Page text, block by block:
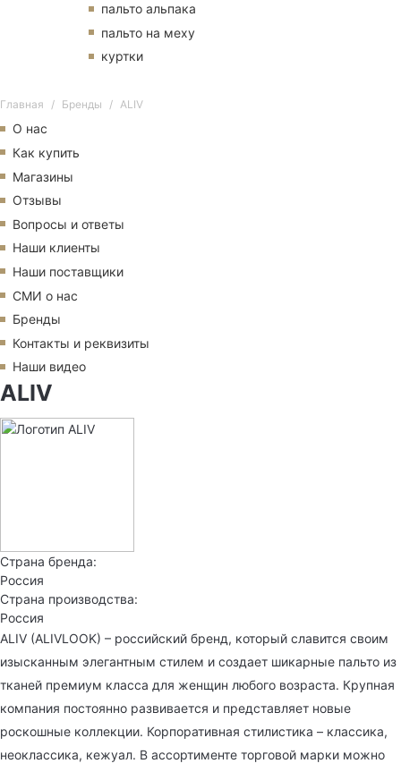
пальто альпака
пальто на меху
куртки
Главная Бренды ALIV
О нас
Как купить
Магазины
Отзывы
Вопросы и ответы
Наши клиенты
Наши поставщики
СМИ о нас
Бренды
Контакты и реквизиты
Наши видео
ALIV
Страна бренда:
Россия
Страна производства:
Россия
ALIV (ALIVLOOK) – российский бренд, который славится своим
изысканным элегантным стилем и создает шикарные пальто из
тканей премиум класса для женщин любого возраста. Крупная
компания постоянно развивается и представляет новые
роскошные коллекции. Корпоративная стилистика – классика,
неоклассика, кежуал. В ассортименте торговой марки можно